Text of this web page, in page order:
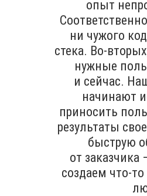
опыт
ни чужого
стека. Во-
нужные
и сейчас.
начинают
приносить
результаты
быструю
от заказчика
создаем что-